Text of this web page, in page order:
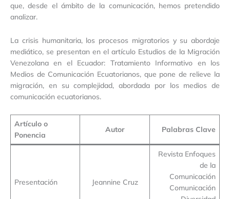
que, desde el ámbito de la comunicación, hemos pretendido
analizar.
La crisis humanitaria, los procesos migratorios y su abordaje
mediático, se presentan en el artículo Estudios de la Migración
Venezolana en el Ecuador: Tratamiento Informativo en los
Medios de Comunicación Ecuatorianos, que pone de relieve la
migración, en su complejidad, abordada por los medios de
comunicación ecuatorianos.
Artículo o
Ponencia
Autor Palabras Clave
Presentación Jeannine Cruz
Revista Enfoques
de la
Comunicación
Comunicación